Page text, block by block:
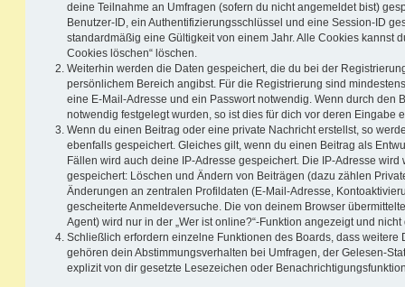
deine Teilnahme an Umfragen (sofern du nicht angemeldet bist)
Benutzer-ID, ein Authentifizierungsschlüssel und eine Session-ID
standardmäßig eine Gültigkeit von einem Jahr. Alle Cookies kannst
Cookies löschen“ löschen.
Weiterhin werden die Daten gespeichert, die du bei der
persönlichem Bereich angibst. Für die Registrierung sind
eine E-Mail-Adresse und ein Passwort notwendig. Wenn durch den
notwendig festgelegt wurden, so ist dies für dich vor deren Eingabe
Wenn du einen Beitrag oder eine private Nachricht erstellst, so
ebenfalls gespeichert. Gleiches gilt, wenn du einen Beitrag als
Fällen wird auch deine IP-Adresse gespeichert. Die IP-Adresse
gespeichert: Löschen und Ändern von Beiträgen (dazu zählen
Änderungen an zentralen Profildaten (E-Mail-Adresse,
gescheiterte Anmeldeversuche. Die von deinem Browser
Agent) wird nur in der „Wer ist online?“-Funktion angezeigt und
Schließlich erfordern einzelne Funktionen des Boards, dass weitere
gehören dein Abstimmungsverhalten bei Umfragen, der Gelesen-
explizit von dir gesetzte Lesezeichen oder